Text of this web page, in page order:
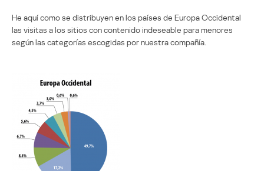
He aquí como se distribuyen en los países de Europa Occidental
las visitas a los sitios con contenido indeseable para menores
según las categorías escogidas por nuestra compañía.